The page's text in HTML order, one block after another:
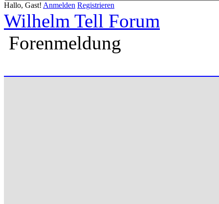
Hallo, Gast! Anmelden Registrieren
Wilhelm Tell Forum
Forenmeldung